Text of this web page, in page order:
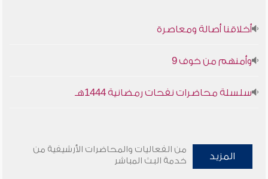
أخلاقنا أصالة ومعاصرة
وأمنهم من خوف 9
سلسلة محاضرات نفحات رمضانية 1444هـ
المزيد
من الفعاليات والمحاضرات الأرشيفية من
خدمة البث المباشر